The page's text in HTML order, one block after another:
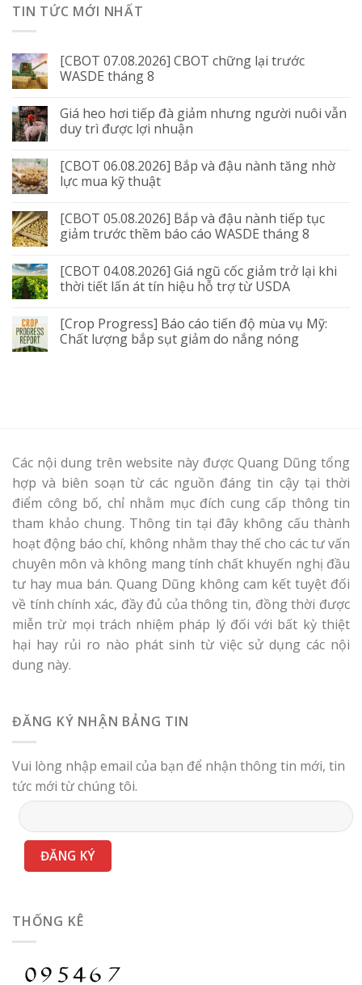
TIN TỨC MỚI NHẤT
[CBOT 07.08.2026] CBOT chững lại trước
WASDE tháng 8
Giá heo hơi tiếp đà giảm nhưng người nuôi vẫn
duy trì được lợi nhuận
[CBOT 06.08.2026] Bắp và đậu nành tăng nhờ
lực mua kỹ thuật
[CBOT 05.08.2026] Bắp và đậu nành tiếp tục
giảm trước thềm báo cáo WASDE tháng 8
[CBOT 04.08.2026] Giá ngũ cốc giảm trở lại khi
thời tiết lấn át tín hiệu hỗ trợ từ USDA
[Crop Progress] Báo cáo tiến độ mùa vụ Mỹ:
Chất lượng bắp sụt giảm do nắng nóng
Các nội dung trên website này được Quang Dũng tổng
hợp và biên soạn từ các nguồn đáng tin cậy tại thời
điểm công bố, chỉ nhằm mục đích cung cấp thông tin
tham khảo chung. Thông tin tại đây không cấu thành
hoạt động báo chí, không nhằm thay thế cho các tư vấn
chuyên môn và không mang tính chất khuyến nghị đầu
tư hay mua bán. Quang Dũng không cam kết tuyệt đối
về tính chính xác, đầy đủ của thông tin, đồng thời được
miễn trừ mọi trách nhiệm pháp lý đối với bất kỳ thiệt
hại hay rủi ro nào phát sinh từ việc sử dụng các nội
dung này.
ĐĂNG KÝ NHẬN BẢNG TIN
Vui lòng nhập email của bạn để nhận thông tin mới, tin
tức mới từ chúng tôi.
THỐNG KÊ